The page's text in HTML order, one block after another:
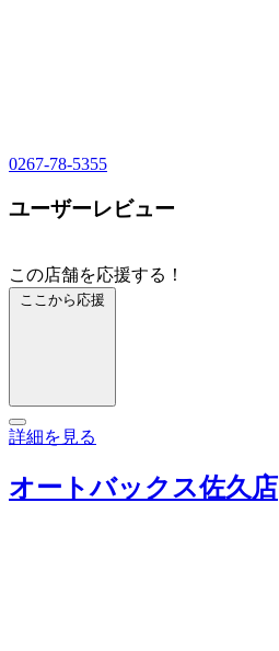
0267-78-5355
ユーザーレビュー
この店舗を応援する！
ここから応援
詳細を見る
オートバックス佐久店